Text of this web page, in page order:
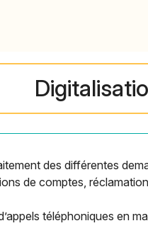
des différentes
de comptes,
téléphoniques en